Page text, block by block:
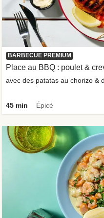
BARBECUE PREMIUM
Place au BBQ : poulet &
avec des patatas au chorizo &
45 min Épicé